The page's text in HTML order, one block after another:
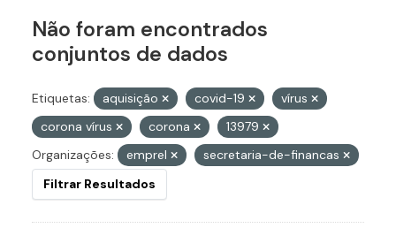
Não foram encontrados
conjuntos de dados
Etiquetas: aquisição covid-19
vírus
corona vírus
corona
13979
Organizações:
emprel
secretaria-de-financas
Filtrar Resultados